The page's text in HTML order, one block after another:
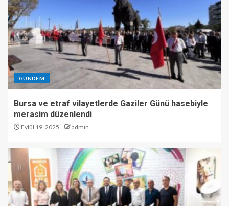
GÜNDEM
Bursa ve etraf vilayetlerde Gaziler Günü hasebiyle
merasim düzenlendi
Eylül 19, 2025 admin